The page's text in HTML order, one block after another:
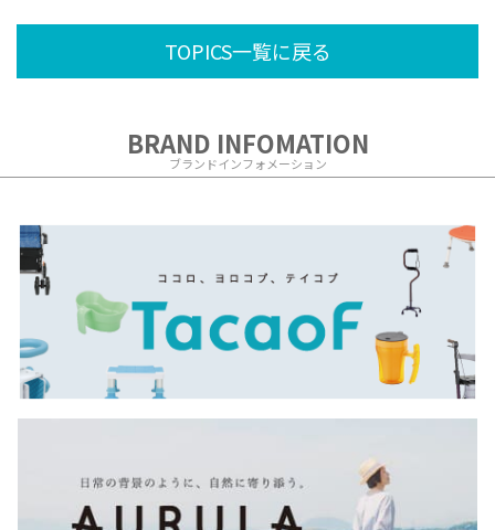
TOPICS一覧に戻る
BRAND INFOMATION
ブランドインフォメーション